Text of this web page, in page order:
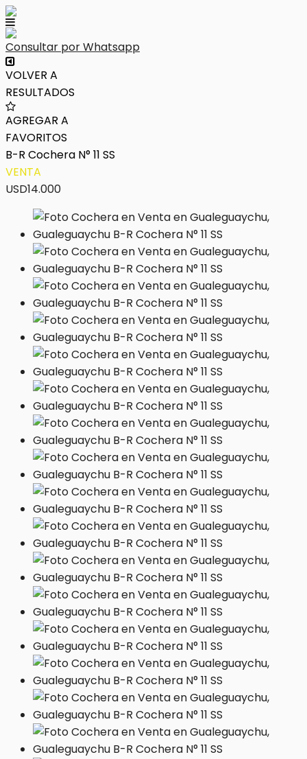
Consultar por Whatsapp
VOLVER A
RESULTADOS
AGREGAR A
FAVORITOS
B-R Cochera N° 11 SS
VENTA
USD14.000